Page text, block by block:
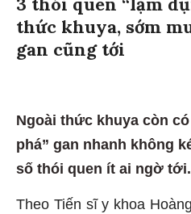
thức khuya, sớm
gan cũng tới
Ngoài thức khuya còn
phá” gan nhanh không
số thói quen ít ai ngờ tới.
Theo Tiến sĩ y khoa